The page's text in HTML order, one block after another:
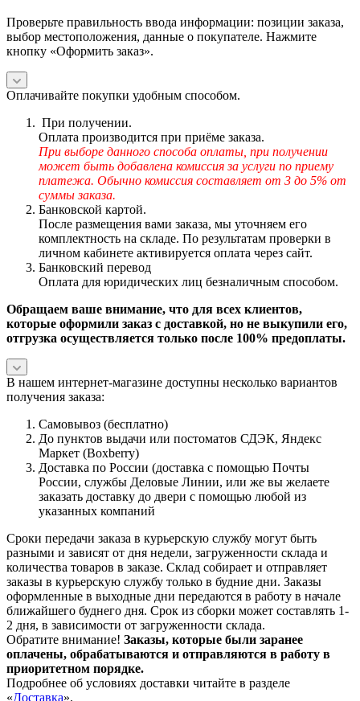
Проверьте правильность ввода информации: позиции заказа,
выбор местоположения, данные о покупателе. Нажмите
кнопку «Оформить заказ».
Оплачивайте покупки удобным способом.
При получении.
Оплата производится при приёме заказа.
При выборе данного способа оплаты, при получении
может быть добавлена комиссия за услуги по приему
платежа. Обычно комиссия составляет от 3 до 5% от
суммы заказа.
Банковской картой.
После размещения вами заказа, мы уточняем его
комплектность на складе. По результатам проверки в
личном кабинете активируется оплата через сайт.
Банковский перевод
Оплата для юридических лиц безналичным способом.
Обращаем ваше внимание, что для всех клиентов,
которые оформили заказ с доставкой, но не выкупили его,
отгрузка осуществляется только после 100% предоплаты.
В нашем интернет-магазине доступны несколько вариантов
получения заказа:
Самовывоз (бесплатно)
До пунктов выдачи или постоматов СДЭК, Яндекс
Маркет (Boxberry)
Доставка по России (доставка с помощью Почты
России, службы Деловые Линии, или же вы желаете
заказать доставку до двери с помощью любой из
указанных компаний
Сроки передачи заказа в курьерскую службу могут быть
разными и зависят от дня недели, загруженности склада и
количества товаров в заказе. Склад собирает и отправляет
заказы в курьерскую службу только в будние дни. Заказы
оформленные в выходные дни передаются в работу в начале
ближайшего буднего дня. Срок из сборки может составлять 1-
2 дня, в зависимости от загруженности склада.
Обратите внимание! Заказы, которые были заранее
оплачены, обрабатываются и отправляются в работу в
приоритетном порядке.
Подробнее об условиях доставки читайте в разделе
«Доставка».